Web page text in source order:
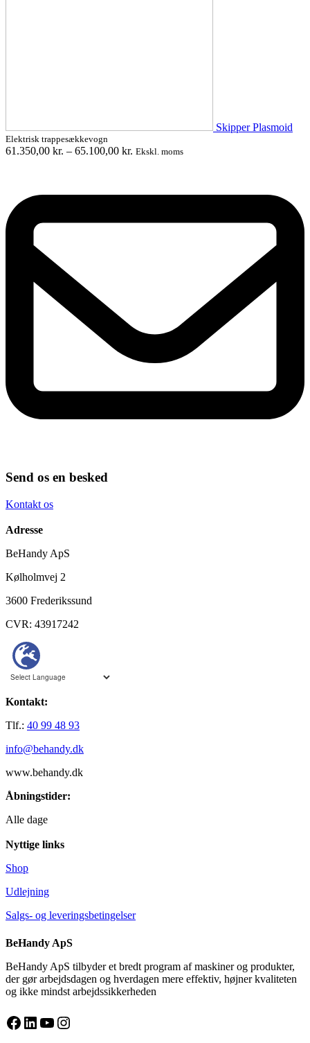
Skipper Plasmoid
Elektrisk trappesækkevogn
61.350,00 kr. – 65.100,00 kr. Ekskl. moms
Send os en besked
Kontakt os
Adresse
BeHandy ApS
Kølholmvej 2
3600 Frederikssund
CVR: 43917242
Kontakt:
Tlf.: 40 99 48 93
info@behandy.dk
www.behandy.dk
Åbningstider:
Alle dage
Nyttige links
Shop
Udlejning
Salgs- og leveringsbetingelser
BeHandy ApS
BeHandy ApS tilbyder et bredt program af maskiner og produkter,
der gør arbejdsdagen og hverdagen mere effektiv, højner kvaliteten
og ikke mindst arbejdssikkerheden
Facebook
LinkedIn
YouTube
Instagram